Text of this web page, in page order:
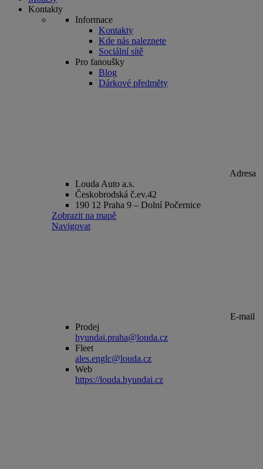
Kontakty
Informace
Kontakty
Kde nás naleznete
Sociální sítě
Pro fanoušky
Blog
Dárkové předměty
Adresa
Louda Auto a.s.
Českobrodská č.ev.42
190 12 Praha 9 – Dolní Počernice
Zobrazit na mapě
Navigovat
E-mail
Prodej
hyundai.praha@louda.cz
Fleet
ales.englc@louda.cz
Web
https://louda.hyundai.cz